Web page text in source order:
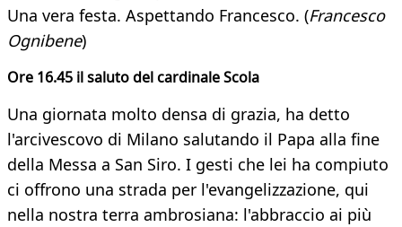
Una vera festa. Aspettando Francesco. (Francesco
Ognibene)
Ore 16.45 il saluto del cardinale Scola
Una giornata molto densa di grazia, ha detto
l'arcivescovo di Milano salutando il Papa alla fine
della Messa a San Siro. I gesti che lei ha compiuto
ci offrono una strada per l'evangelizzazione, qui
nella nostra terra ambrosiana: l'abbraccio ai più